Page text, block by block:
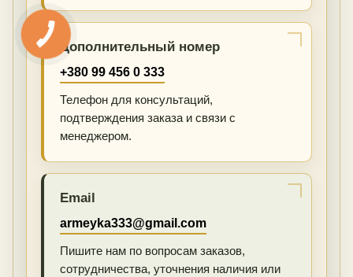
Дополнительный номер
+380 99 456 0 333
Телефон для консультаций,
подтверждения заказа и связи с
менеджером.
Email
armeyka333@gmail.com
Пишите нам по вопросам заказов,
сотрудничества, уточнения наличия или